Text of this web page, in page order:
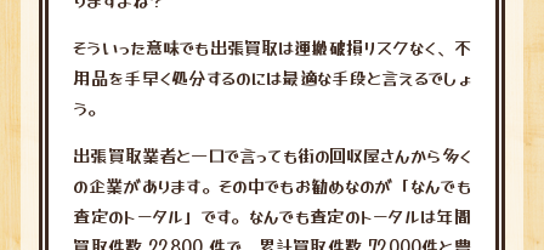
そういった意味でも出張買取は運搬破損リスクなく、不
用品を手早く処分するのには最適な手段と言えるでしょ
う。
出張買取業者と一口で言っても街の回収屋さんから多く
の企業があります。その中でもお勧めなのが「なんでも
査定のトータル」です。なんでも査定のトータルは年間